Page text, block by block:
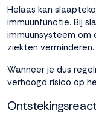
Helaas kan
immuunfunctie. Bij
immuunsysteem
ziekten verminderen.
Wanneer je dus
verhoogd risico op